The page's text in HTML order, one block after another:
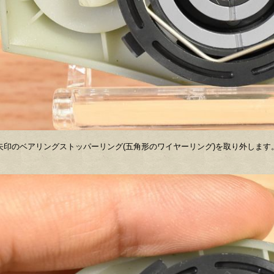
印のベアリングストッパーリング(五角形のワイヤーリング)を取り外します